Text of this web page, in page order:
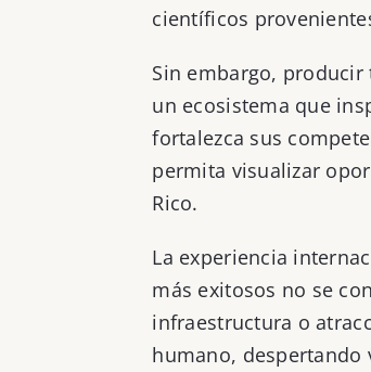
científicos
Sin embargo,
un ecosistema que
fortalezca sus
permita visualizar
Rico.
La experiencia
más exitosos no se
infraestructura o
humano, despertando